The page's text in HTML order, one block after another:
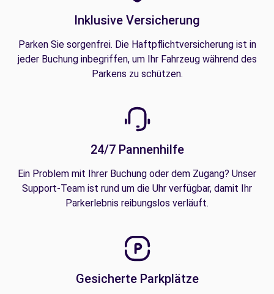
Inklusive Versicherung
Parken Sie sorgenfrei. Die Haftpflichtversicherung ist in
jeder Buchung inbegriffen, um Ihr Fahrzeug während des
Parkens zu schützen.
24/7 Pannenhilfe
Ein Problem mit Ihrer Buchung oder dem Zugang? Unser
Support-Team ist rund um die Uhr verfügbar, damit Ihr
Parkerlebnis reibungslos verläuft.
Gesicherte Parkplätze